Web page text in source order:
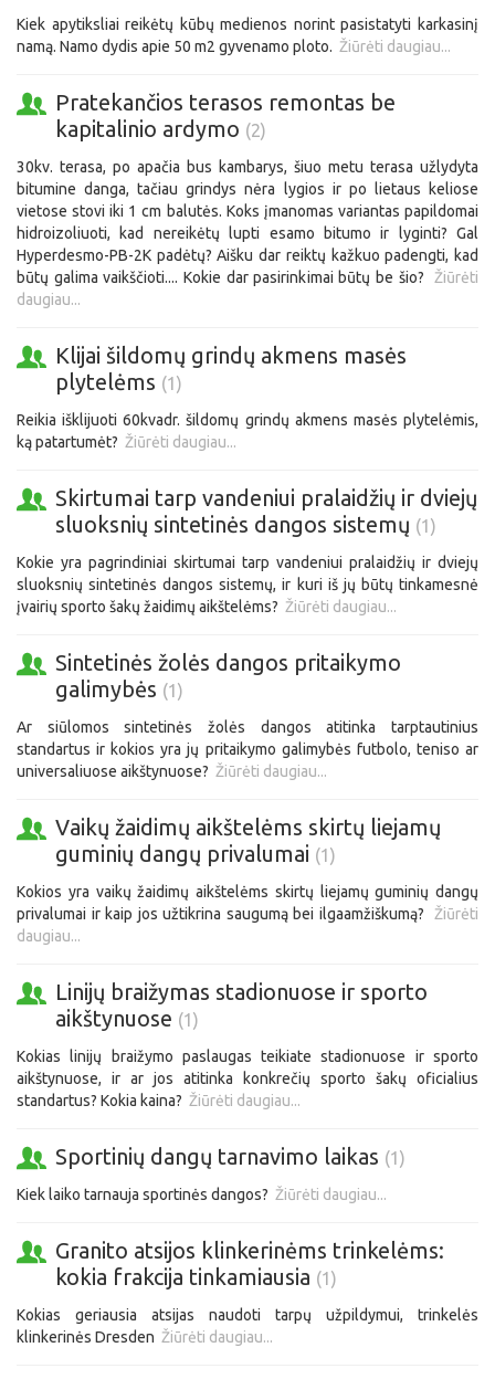
Kiek apytiksliai reikėtų kūbų medienos norint pasistatyti karkasinį
namą. Namo dydis apie 50 m2 gyvenamo ploto. Žiūrėti daugiau...
Pratekančios terasos remontas be
kapitalinio ardymo (2)
30kv. terasa, po apačia bus kambarys, šiuo metu terasa užlydyta
bitumine danga, tačiau grindys nėra lygios ir po lietaus keliose
vietose stovi iki 1 cm balutės. Koks įmanomas variantas papildomai
hidroizoliuoti, kad nereikėtų lupti esamo bitumo ir lyginti? Gal
Hyperdesmo-PB-2K padėtų? Aišku dar reiktų kažkuo padengti, kad
būtų galima vaikščioti.... Kokie dar pasirinkimai būtų be šio? Žiūrėti
daugiau...
Klijai šildomų grindų akmens masės
plytelėms (1)
Reikia išklijuoti 60kvadr. šildomų grindų akmens masės plytelėmis,
ką patartumėt? Žiūrėti daugiau...
Skirtumai tarp vandeniui pralaidžių ir dviejų
sluoksnių sintetinės dangos sistemų (1)
Kokie yra pagrindiniai skirtumai tarp vandeniui pralaidžių ir dviejų
sluoksnių sintetinės dangos sistemų, ir kuri iš jų būtų tinkamesnė
įvairių sporto šakų žaidimų aikštelėms? Žiūrėti daugiau...
Sintetinės žolės dangos pritaikymo
galimybės (1)
Ar siūlomos sintetinės žolės dangos atitinka tarptautinius
standartus ir kokios yra jų pritaikymo galimybės futbolo, teniso ar
universaliuose aikštynuose? Žiūrėti daugiau...
Vaikų žaidimų aikštelėms skirtų liejamų
guminių dangų privalumai (1)
Kokios yra vaikų žaidimų aikštelėms skirtų liejamų guminių dangų
privalumai ir kaip jos užtikrina saugumą bei ilgaamžiškumą? Žiūrėti
daugiau...
Linijų braižymas stadionuose ir sporto
aikštynuose (1)
Kokias linijų braižymo paslaugas teikiate stadionuose ir sporto
aikštynuose, ir ar jos atitinka konkrečių sporto šakų oficialius
standartus? Kokia kaina? Žiūrėti daugiau...
Sportinių dangų tarnavimo laikas (1)
Kiek laiko tarnauja sportinės dangos? Žiūrėti daugiau...
Granito atsijos klinkerinėms trinkelėms:
kokia frakcija tinkamiausia (1)
Kokias geriausia atsijas naudoti tarpų užpildymui, trinkelės
klinkerinės Dresden Žiūrėti daugiau...